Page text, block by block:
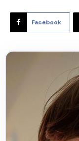
Facebook